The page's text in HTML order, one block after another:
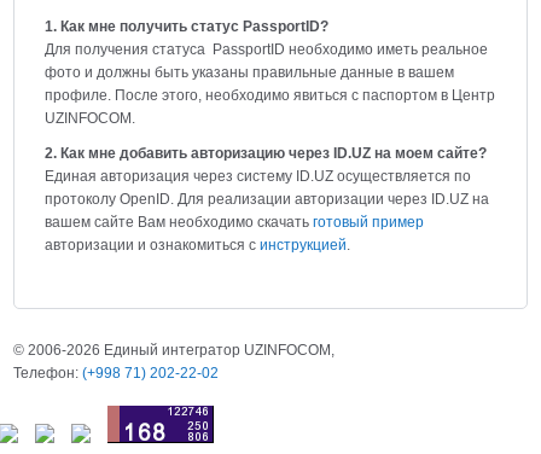
1. Как мне получить статус PassportID?
Для получения статуса PassportID необходимо иметь реальное
фото и должны быть указаны правильные данные в вашем
профиле. После этого, необходимо явиться с паспортом в Центр
UZINFOCOM.
2. Как мне добавить авторизацию через ID.UZ на моем сайте?
Единая авторизация через систему ID.UZ осуществляется по
протоколу OpenID. Для реализации авторизации через ID.UZ на
вашем сайте Вам необходимо скачатьготовый пример
авторизации и ознакомиться синструкцией.
© 2006-2026 Единый интегратор UZINFOCOM,
Телефон:(+998 71) 202-22-02